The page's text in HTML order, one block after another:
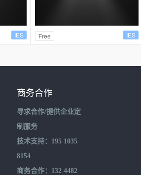
IES Free IES
商务合作
寻求合作/提供企业定
制服务
技术支持：195 1035
8154
商务合作：132 4482